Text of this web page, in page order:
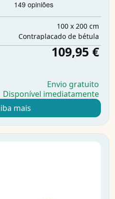
100 x 200 cm
Contraplacado de bétula
109,95 €
Envio gratuito
Disponível imediatamente
mais